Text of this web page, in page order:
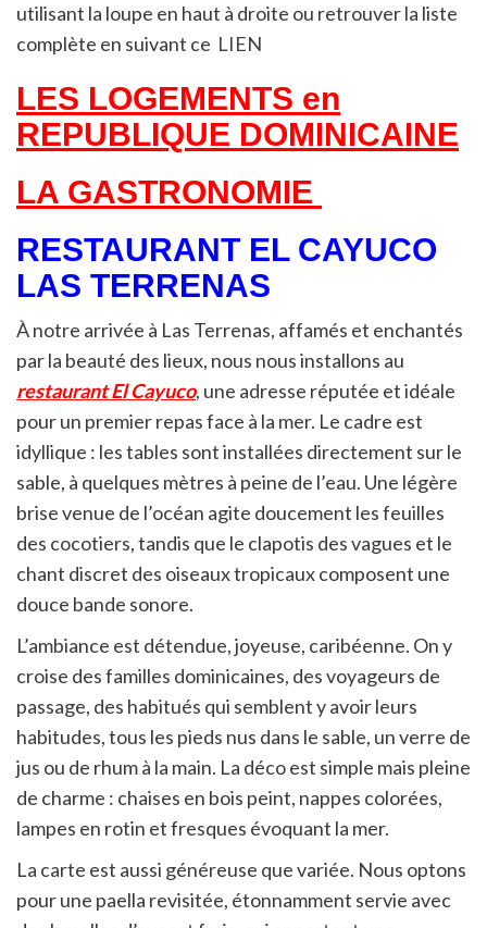
utilisant la loupe en haut à droite ou retrouver la liste
complète en suivant ce LIEN
LES LOGEMENTS en
REPUBLIQUE DOMINICAINE
LA GASTRONOMIE
RESTAURANT EL CAYUCO
LAS TERRENAS
À notre arrivée à Las Terrenas, affamés et enchantés
par la beauté des lieux, nous nous installons au
restaurant El Cayuco, une adresse réputée et idéale
pour un premier repas face à la mer. Le cadre est
idyllique : les tables sont installées directement sur le
sable, à quelques mètres à peine de l’eau. Une légère
brise venue de l’océan agite doucement les feuilles
des cocotiers, tandis que le clapotis des vagues et le
chant discret des oiseaux tropicaux composent une
douce bande sonore.
L’ambiance est détendue, joyeuse, caribéenne. On y
croise des familles dominicaines, des voyageurs de
passage, des habitués qui semblent y avoir leurs
habitudes, tous les pieds nus dans le sable, un verre de
jus ou de rhum à la main. La déco est simple mais pleine
de charme : chaises en bois peint, nappes colorées,
lampes en rotin et fresques évoquant la mer.
La carte est aussi généreuse que variée. Nous optons
pour une paella revisitée, étonnamment servie avec